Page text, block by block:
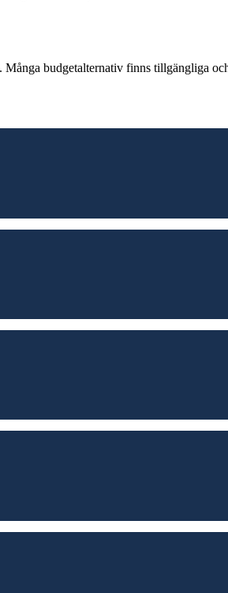
budgetalternativ finns tillgängliga